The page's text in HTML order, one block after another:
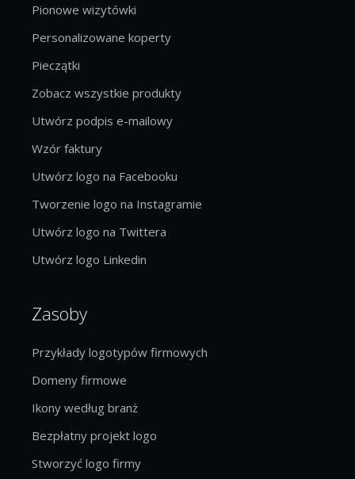
Pionowe wizytówki
Personalizowane koperty
Pieczątki
Zobacz wszystkie produkty
Utwórz podpis e-mailowy
Wzór faktury
Utwórz logo na Facebooku
Tworzenie logo na Instagramie
Utwórz logo na Twittera
Utwórz logo Linkedin
Zasoby
Przykłady logotypów firmowych
Domeny firmowe
Ikony według branż
Bezpłatny projekt logo
Stworzyć logo firmy